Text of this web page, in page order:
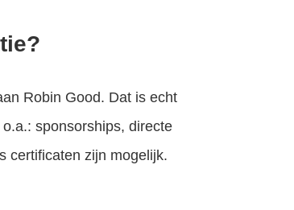
Robin Good. Dat is echt
sponsorships, directe
certificaten zijn mogelijk.